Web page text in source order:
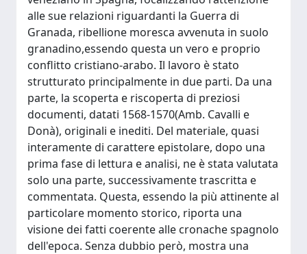
alle sue relazioni riguardanti la Guerra di
Granada, ribellione moresca avvenuta in suolo
granadino,essendo questa un vero e proprio
conflitto cristiano-arabo. Il lavoro è stato
strutturato principalmente in due parti. Da una
parte, la scoperta e riscoperta di preziosi
documenti, datati 1568-1570(Amb. Cavalli e
Donà), originali e inediti. Del materiale, quasi
interamente di carattere epistolare, dopo una
prima fase di lettura e analisi, ne è stata valutata
solo una parte, successivamente trascritta e
commentata. Questa, essendo la più attinente al
particolare momento storico, riporta una
visione dei fatti coerente alle cronache spagnolo
dell'epoca. Senza dubbio però, mostra una